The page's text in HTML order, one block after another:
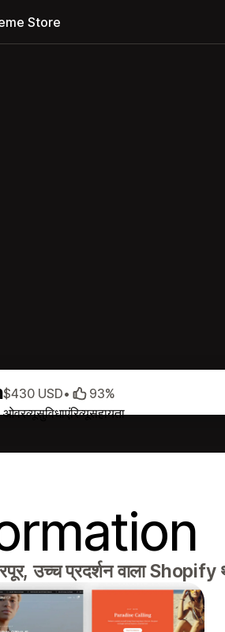
Store
ओवरव्यूसुविधाएंरिव्यूसहायता
$430 USD• 93%
उच्च प्रदर्शन वाला Shopify